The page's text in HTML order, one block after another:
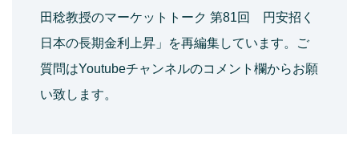
田稔教授のマーケットトーク 第81回 円安招く
日本の長期金利上昇」を再編集しています。ご
質問はYoutubeチャンネルのコメント欄からお願
い致します。